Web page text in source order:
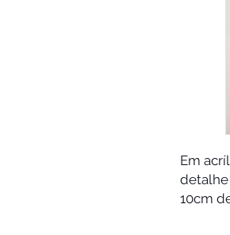
Em
detalhe
10cm